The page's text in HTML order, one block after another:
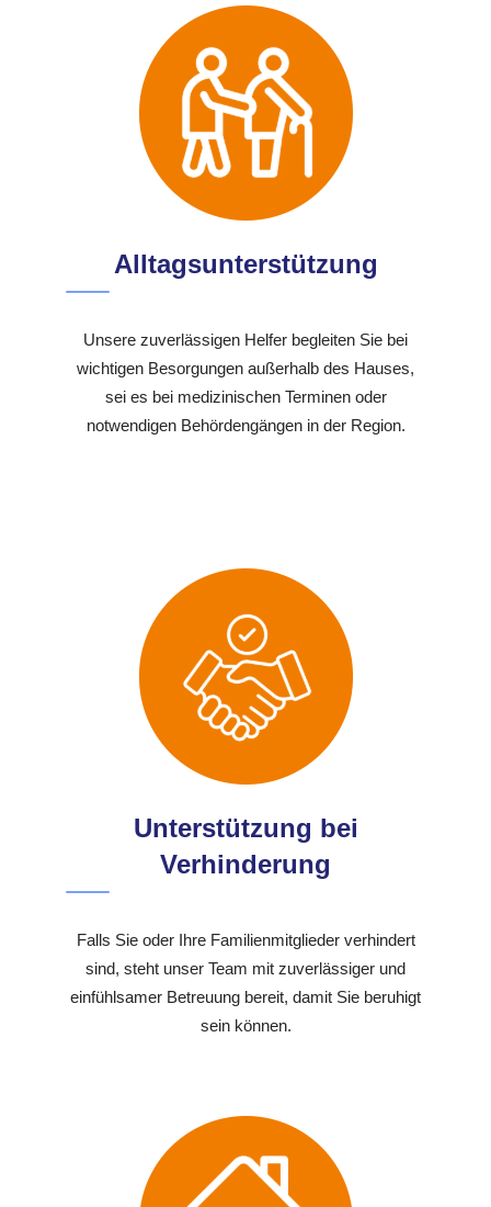
Alltagsunterstützung
Unsere zuverlässigen Helfer begleiten Sie bei
wichtigen Besorgungen außerhalb des Hauses,
sei es bei medizinischen Terminen oder
notwendigen Behördengängen in der Region.
Unterstützung bei
Verhinderung
Falls Sie oder Ihre Familienmitglieder verhindert
sind, steht unser Team mit zuverlässiger und
einfühlsamer Betreuung bereit, damit Sie beruhigt
sein können.